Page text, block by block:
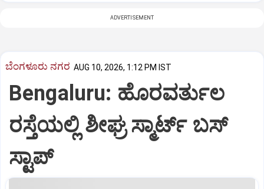
ADVERTISEMENT
ಬೆಂಗಳೂರು ನಗರ AUG 10, 2026, 1:12 PM IST
Bengaluru: ಹೊರವರ್ತುಲ
ರಸ್ತೆಯಲ್ಲಿ ಶೀಘ್ರ ಸ್ಮಾರ್ಟ್‌ ಬಸ್‌
ಸ್ಟಾಪ್‌